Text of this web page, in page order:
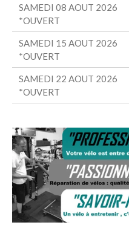
SAMEDI 08 AOUT 2026
*OUVERT
SAMEDI 15 AOUT 2026
*OUVERT
SAMEDI 22 AOUT 2026
*OUVERT